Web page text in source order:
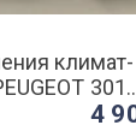
климат-
301
1
4